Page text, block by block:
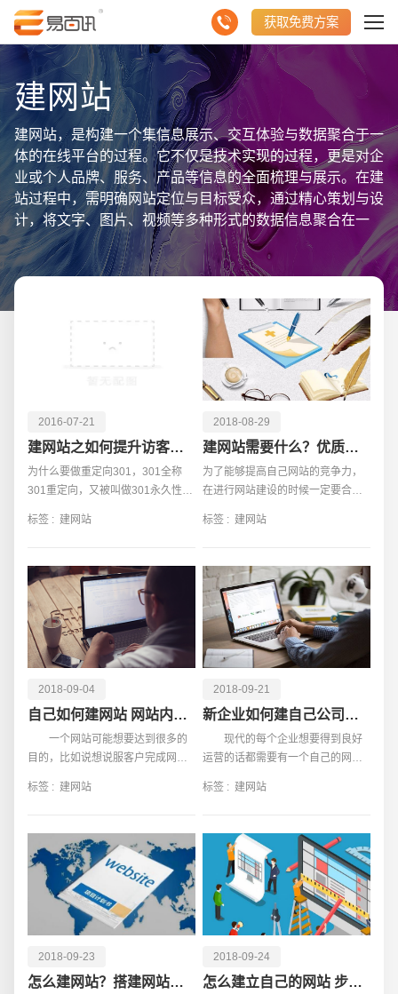
获取免费方案
建网站
建网站，是构建一个集信息展示、交互体验与数据聚合于一
体的在线平台的过程。它不仅是技术实现的过程，更是对企
业或个人品牌、服务、产品等信息的全面梳理与展示。在建
站过程中，需明确网站定位与目标受众，通过精心策划与设
计，将文字、图片、视频等多种形式的数据信息聚合在一
起，形成具有吸引力的内容体系。同时，利用SEO优化、
社交媒体推广等手段，提升网站在搜索引擎中的排名与曝光
度，吸引更多潜在用户。建网站，是开启数字化时代的新窗
口，为企业或个人打开更广阔的市场空间。
2016-07-21
建网站之如何提升访客回头率/回访率
为什么要做重定向301，301全称
301重定向，又被叫做301永久性重
个页面的时候，告诉了搜索引擎另
内容而取爬取另一个页面
标签 : 建网站
2018-08-29
建网站需要什么？优质的内容必不可少
为了能够提高自己网站的竞争力，
在进行网站建设的时候一定要合理
能性以及内容展示更好，同时也可
现，自然就可以得到更多
标签 : 建网站
2018-09-04
自己如何建网站 网站内容安排技巧有哪些
一个网站可能想要达到很多的
目的，比如说想说服客户完成网上
己的企业。达成这些目的靠的不是
标签 : 建网站
2018-09-21
新企业如何建自己公司的网站？有什么注意事项
现代的每个企业想要得到良好
运营的话都需要有一个自己的网
难，其实建站并没有那么难，下面
标签 : 建网站
2018-09-23
怎么建网站？搭建网站常会遇到什么问题？
2018-09-24
怎么建立自己的网站 步骤有哪些